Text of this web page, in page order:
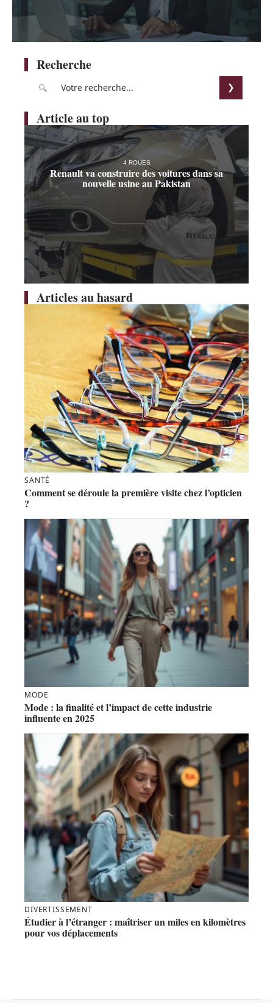
Recherche
Article au top
4 ROUES
Renault va construire des voitures dans sa
nouvelle usine au Pakistan
Articles au hasard
SANTÉ
Comment se déroule la première visite chez l’opticien
?
MODE
Mode : la finalité et l’impact de cette industrie
influente en 2025
DIVERTISSEMENT
Étudier à l’étranger : maîtriser un miles en kilomètres
pour vos déplacements